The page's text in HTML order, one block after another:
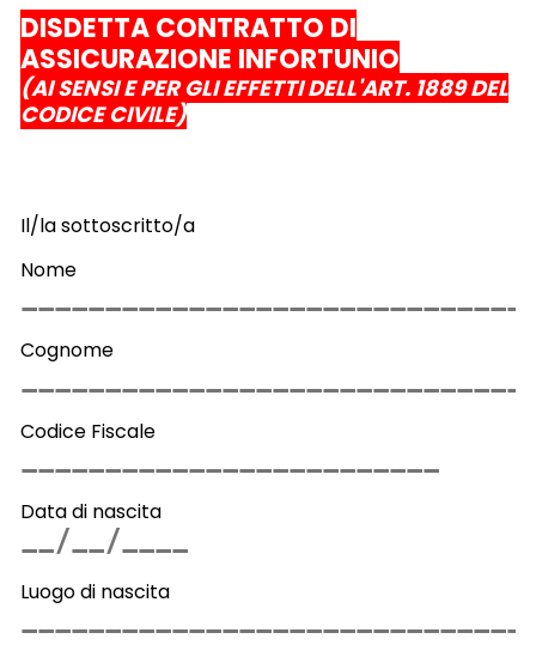
DISDETTA CONTRATTO DI
ASSICURAZIONE INFORTUNIO
(AI SENSI E PER GLI EFFETTI DELL'ART. 1889 DEL
CODICE CIVILE)
Il/la sottoscritto/a
Nome
Cognome
Codice Fiscale
Data di nascita
Luogo di nascita